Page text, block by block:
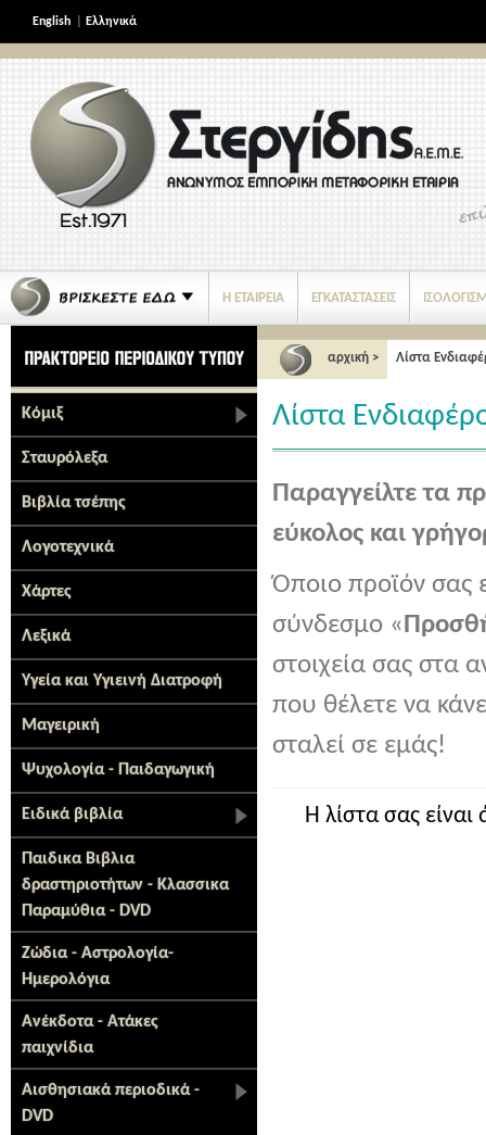
English Ελληνικά
Η ΕΤΑΙΡΕΙΑ ΕΓΚΑΤΑΣΤΑΣΕΙΣ
ΝΕΑ ΠΡΟΪΟΝΤΑ
Κόμιξ
Σταυρόλεξα
Βιβλία τσέπης
Λογοτεχνικά
Χάρτες
Λεξικά
Υγεία και Υγιεινή Διατροφή
Μαγειρική
Ψυχολογία - Παιδαγωγική
Ειδικά βιβλία
Παιδικα Βιβλια
δραστηριοτήτων - Κλασσικα
Παραμύθια - DVD
Ζώδια - Αστρολογία-
Ημερολόγια
Ανέκδοτα - Ατάκες
παιχνίδια
Αισθησιακά περιοδικά -
DVD
αρχική > Λίστα
Λίστα
Παραγγείλτε τα
εύκολος και
Όποιο προϊόν σας
σύνδεσμο «
στοιχεία σας στα
που θέλετε να
σταλεί σε εμάς!
Η λίστα σας είναι